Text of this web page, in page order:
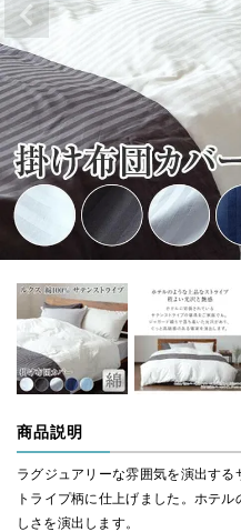
商品説明
ラグジュアリーな雰囲気を演出す
トライプ柄に仕上げました。ホテ
しさを演出します。